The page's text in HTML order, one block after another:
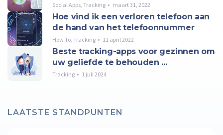
Social Apps, Tracking maart 31, 2022
Hoe vind ik een verloren telefoon aan
de hand van het telefoonnummer
How To, Tracking 11 april 2022
Beste tracking-apps voor gezinnen om
uw geliefde te behouden ...
Tracking 1 juli 2024
LAATSTE STANDPUNTEN